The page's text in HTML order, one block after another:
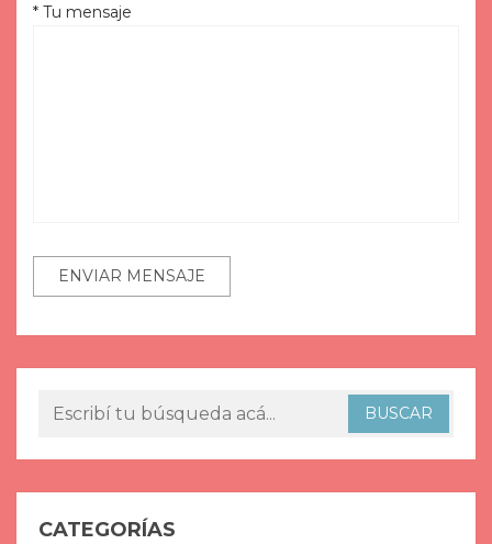
* Tu mensaje
CATEGORÍAS